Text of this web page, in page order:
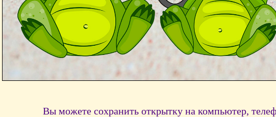
Вы можете сохранить открытку на компьютер,